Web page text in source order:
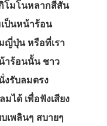
โมโนหลากสีสัน
ป็นหน้าร้อน
ญี่ปุ่น หรือที่เรา
าร้อนนั้น ชาว
รับลมตรง
ได้ เพื่อฟังเสียง
เพลินๆ สบายๆ